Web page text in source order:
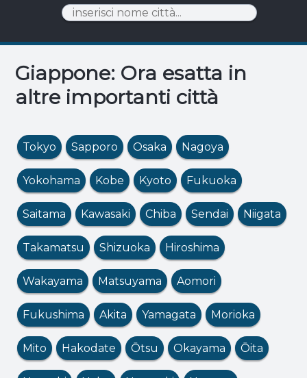
Giappone: Ora esatta in
altre importanti città
Tokyo Sapporo Osaka Nagoya
Yokohama Kobe Kyoto Fukuoka
Saitama Kawasaki Chiba Sendai Niigata
Takamatsu Shizuoka Hiroshima
Wakayama Matsuyama Aomori
Fukushima Akita Yamagata Morioka
Mito Hakodate Ōtsu Okayama Ōita